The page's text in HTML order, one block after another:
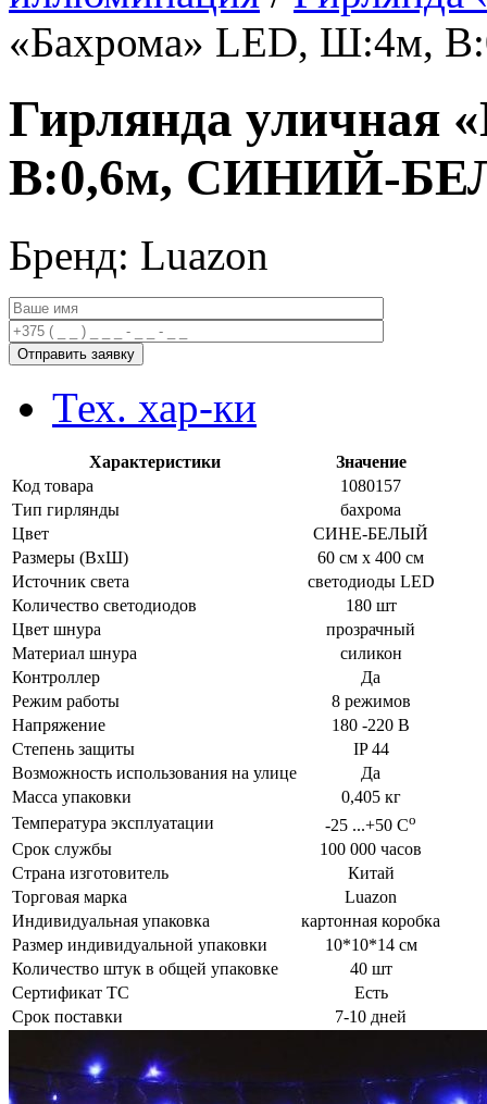
«Бахрома» LED, Ш:4м,
Гирлянда уличная
В:0,6м, СИНИЙ-
Бренд: Luazon
Тех. хар-ки
Характеристики
Значение
Код товара
1080157
Тип гирлянды
бахрома
Цвет
СИНЕ-БЕЛЫЙ
Размеры (ВхШ)
60 см х 400 см
Источник света
светодиоды LED
Количество светодиодов
180 шт
Цвет шнура
прозрачный
Материал шнура
силикон
Контроллер
Да
Режим работы
8 режимов
Напряжение
180 -220 В
Степень защиты
IP 44
Возможность использования на улице
Да
Масса упаковки
0,405 кг
Температура эксплуатации
-25 ...+50 Со
Срок службы
100 000 часов
Страна изготовитель
Китай
Торговая марка
Luazon
Индивидуальная упаковка
картонная коробка
Размер индивидуальной упаковки
10*10*14 см
Количество штук в общей упаковке
40 шт
Сертификат ТС
Есть
Срок поставки
7-10 дней